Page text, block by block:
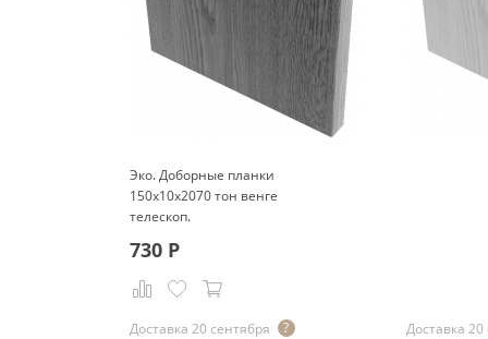
Эко. Доборные планки
150x10x2070 тон венге
телескоп.
730Р
Доставка 20 сентября Доставка 20